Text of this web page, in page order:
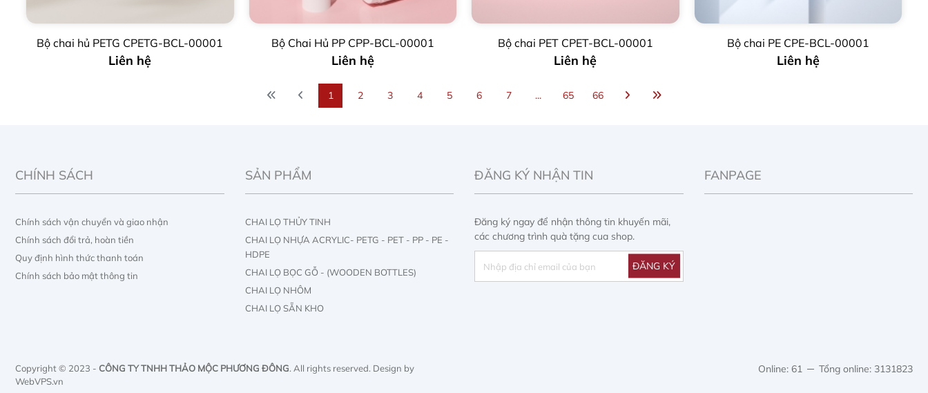
Bộ chai hủ PETG CPETG-BCL-00001
Liên hệ
Bộ Chai Hủ PP CPP-BCL-00001
Liên hệ
Bộ chai PET CPET-BCL-00001
Liên hệ
Bộ chai PE CPE-BCL-00001
Liên hệ
1 2 3 4 5 6 7 ... 65 66
CHÍNH SÁCH
Chính sách vận chuyển và giao nhận
Chính sách đổi trả, hoàn tiền
Quy định hình thức thanh toán
Chính sách bảo mật thông tin
SẢN PHẨM
CHAI LỌ THỦY TINH
CHAI LỌ NHỰA ACRYLIC- PETG - PET - PP - PE -
HDPE
CHAI LỌ BỌC GỖ - (WOODEN BOTTLES)
CHAI LỌ NHÔM
CHAI LỌ SẴN KHO
IN ẤN HỘP GIẤY
ĐĂNG KÝ NHẬN TIN
Đăng ký ngay để nhận thông tin khuyến mãi,
các chương trình quà tặng cua shop.
FANPAGE
Copyright © 2023 - CÔNG TY TNHH THẢO MỘC PHƯƠNG ĐÔNG. All rights reserved. Design by
WebVPS.vn
Online: 61 Tổng online: 3131823